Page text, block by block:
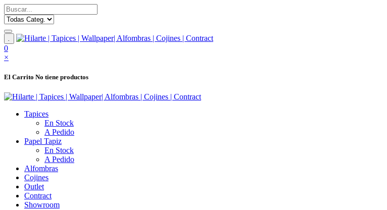
.
0
×
El Carrito No tiene productos
Tapices
En Stock
A Pedido
Papel Tapiz
En Stock
A Pedido
Alfombras
Cojines
Outlet
Contract
Showroom